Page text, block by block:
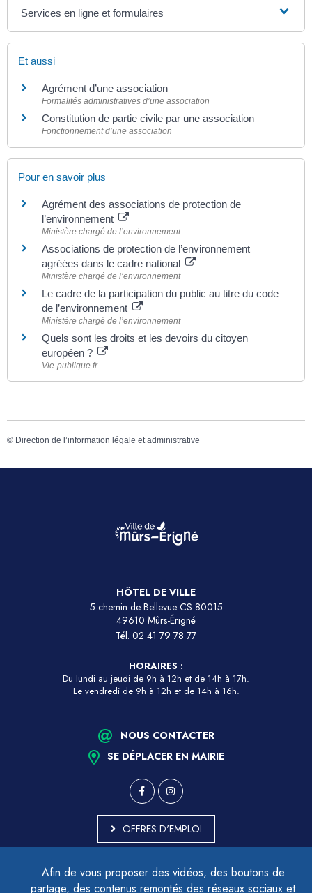
Afin de vous proposer des vidéos, des boutons de
partage, des contenus remontés des réseaux sociaux et
Services en ligne et formulaires
Et aussi
Agrément d’une association
Formalités administratives d’une association
Constitution de partie civile par une association
Fonctionnement d’une association
Pour en savoir plus
Agrément des associations de protection de
l’environnement
Ministère chargé de l’environnement
Associations de protection de l’environnement
agréées dans le cadre national
Ministère chargé de l’environnement
Le cadre de la participation du public au titre du code
de l’environnement
Ministère chargé de l’environnement
Quels sont les droits et les devoirs du citoyen
européen ?
Vie-publique.fr
© Direction de l’information légale et administrative
HÔTEL DE VILLE
5 chemin de Bellevue CS 80015
49610 Mûrs-Érigné
Tél. 02 41 79 78 77
HORAIRES :
Du lundi au jeudi de 9h à 12h et de 14h à 17h.
Le vendredi de 9h à 12h et de 14h à 16h.
NOUS CONTACTER
SE DÉPLACER EN MAIRIE
OFFRES D'EMPLOI
ACCESSIBILITÉ - PARTIELLEMENT CONFORME
PLAN DU SITE